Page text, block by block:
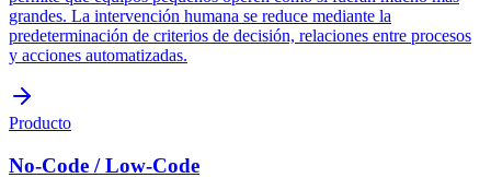
grandes. La intervención humana se reduce mediante la
predeterminación de criterios de decisión, relaciones entre procesos
y acciones automatizadas.
Producto
No-Code / Low-Code